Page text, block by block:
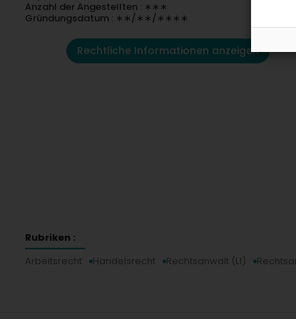
Anzahl der Angestellten : ∗∗∗
Gründungsdatum : ∗∗/∗∗/∗∗∗∗
Rechtliche Informationen anzeigen
Rubriken :
Arbeitsrecht
Handelsrecht Rechtsanwalt (L1)